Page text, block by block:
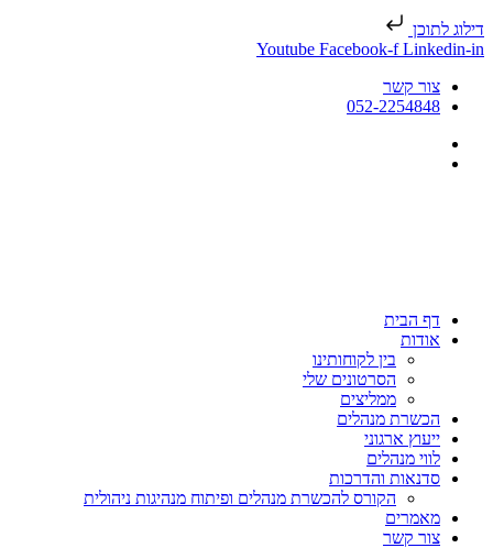
דילוג לתוכן
Youtube Facebook-f Linkedin-in
צור קשר
052-2254848
דף הבית
אודות
בין לקוחותינו
הסרטונים שלי
ממליצים
הכשרת מנהלים
ייעוץ ארגוני
לווי מנהלים
סדנאות והדרכות
הקורס להכשרת מנהלים ופיתוח מנהיגות ניהולית
מאמרים
צור קשר